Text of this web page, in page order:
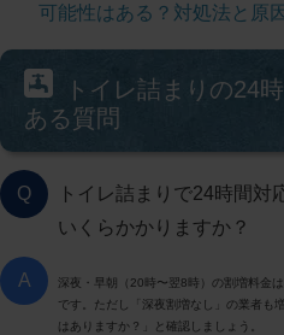
可能性はある？対処法と原
トイレ詰まりの24
ある質問
Q
トイレ詰まりで24時間対
いくらかかりますか？
A
深夜・早朝（20時〜翌8時）の割増料金
です。ただし「深夜割増なし」の業者も
はありますか？」と確認しましょう。